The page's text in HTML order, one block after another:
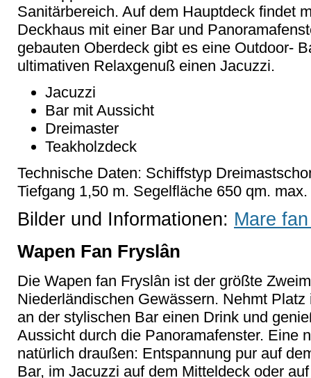
Sanitärbereich. Auf dem Hauptdeck findet
Deckhaus mit einer Bar und
gebauten Oberdeck gibt es eine Outdoor-
ultimativen Relaxgenuß einen Jacuzzi.
Jacuzzi
Bar mit Aussicht
Dreimaster
Teakholzdeck
Technische Daten: Schiffstyp
Tiefgang 1,50 m. Segelfläche 650 qm.
Bilder und Informationen: Mare
Wapen Fan Fryslân
Die Wapen fan Fryslân ist der größte
Niederländischen Gewässern. Nehmt
an der stylischen Bar einen Drink und
Aussicht durch die Panoramafenster. Eine
natürlich draußen: Entspannung pur auf
Bar, im Jacuzzi auf dem Mitteldeck oder